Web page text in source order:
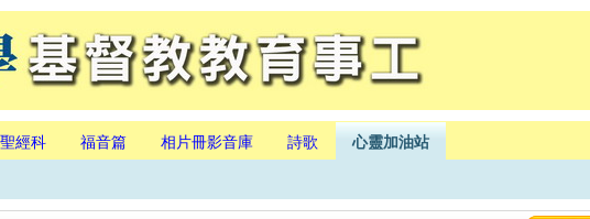
聖經科 福音篇 相片冊影音庫 詩歌 心靈加油站